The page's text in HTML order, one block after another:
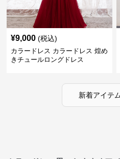
¥9,000 (税込)
カラードレス カラードレス 煌め
きチュールロングドレス
新着アイテ